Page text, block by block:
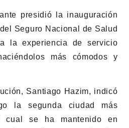
presidió la inauguración
Seguro Nacional de Salud
la experiencia de servicio
más cómodos y
Santiago Hazim, indicó
la segunda ciudad más
cual se ha mantenido en